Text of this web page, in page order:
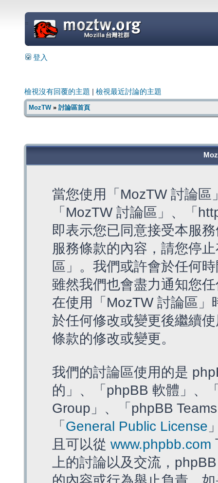
=
登入
檢視沒有回覆的主題 檢視最近討論的主題
MozTW» 討論區首頁
當您使用「MozTW 討論
「MozTW 討論區」、「
即表示您已同意接受本服
服務條款的內容，請您停
區」。我們或許會於任何
雖然我們也會盡力通知您
在使用「MozTW 討論區
於任何修改或變更後繼續
條款的修改或變更。
我們的討論區使用的是
的」、「phpBB 軟體」、
Group」、「phpBB
「 General Public License
且可以從 www.phpbb.com
上的討論以及交流，